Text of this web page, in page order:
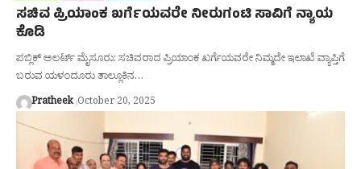
ಸಚಿವ ಪ್ರಿಯಾಂಕ ಖರ್ಗೆಯವರೇ ನೀರುಗಂಟಿ ಸಾವಿಗೆ ನ್ಯಾಯ
ಕೊಡಿ
ಪಬ್ಲಿಕ್ ಅಲರ್ಟ್ ಮೈಸೂರು: ಸಚಿವರಾದ ಪ್ರಿಯಾಂಕ ಖರ್ಗೆಯವರೇ ನಿಮ್ಮದೇ ಇಲಾಖೆ ವ್ಯಾಪ್ತಿಗೆ
ಬರುವ ಯಳಂದೂರು ತಾಲ್ಲೂಕಿನ…
Pratheek October 20, 2025